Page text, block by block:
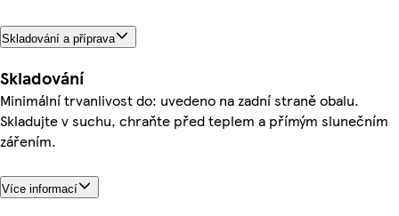
Skladování a příprava
Skladování
Minimální trvanlivost do: uvedeno na zadní straně obalu.
Skladujte v suchu, chraňte před teplem a přímým slunečním
zářením.
Více informací